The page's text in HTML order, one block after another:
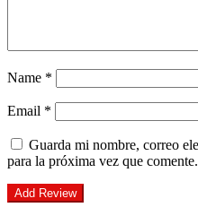
Name *
Email *
Guarda mi nombre, correo
para la próxima vez que comente.